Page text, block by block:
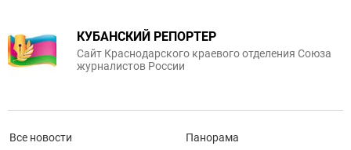
КУБАНСКИЙ РЕПОРТЕР
Сайт Краснодарского краевого отделения Союза
журналистов России
Все новости Панорама